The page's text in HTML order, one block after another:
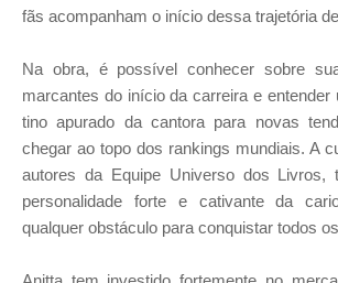
fãs acompanham o início dessa trajetória
Na obra, é possível conhecer sobre
marcantes do início da carreira e
tino apurado da cantora para novas
chegar ao topo dos rankings mundiais. A
autores da Equipe Universo dos Livros,
personalidade forte e cativante da
qualquer obstáculo para conquistar todos